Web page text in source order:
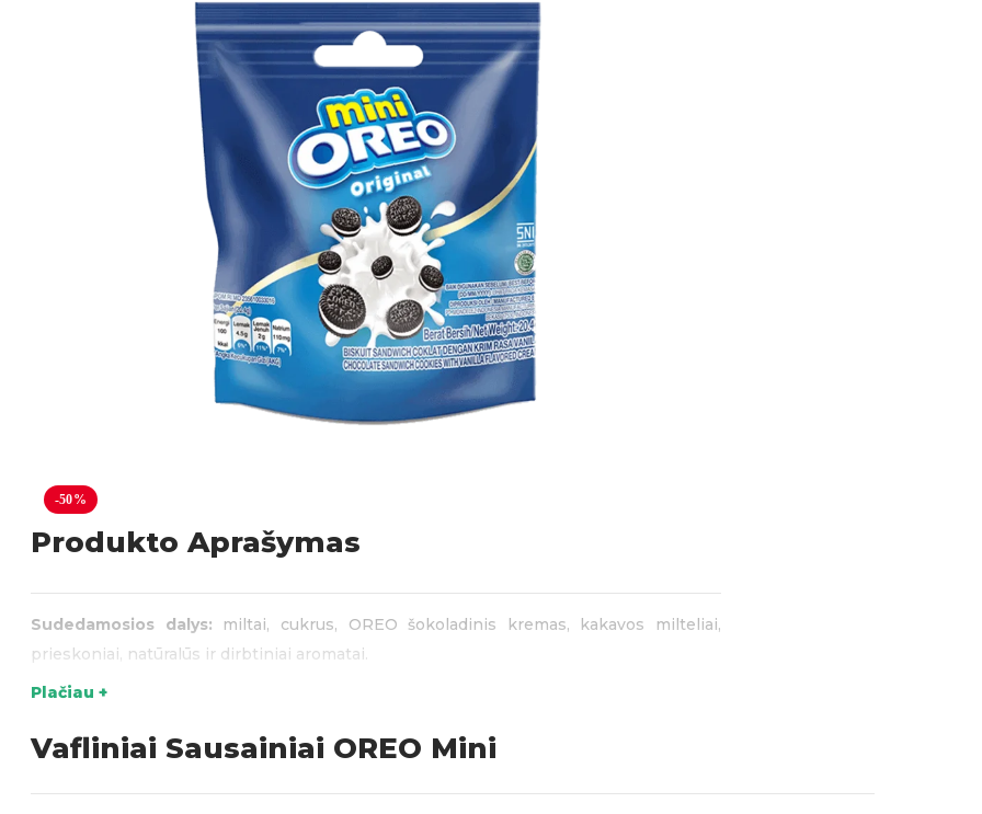
-50%
Produkto Aprašymas
Sudedamosios dalys: miltai, cukrus, OREO šokoladinis kremas, kakavos milteliai,
prieskoniai, natūralūs ir dirbtiniai aromatai.
KATEGORIJOS:
OREOSKONIO SAVYBĖS:
Plačiau +
Vafliniai Sausainiai OREO Mini